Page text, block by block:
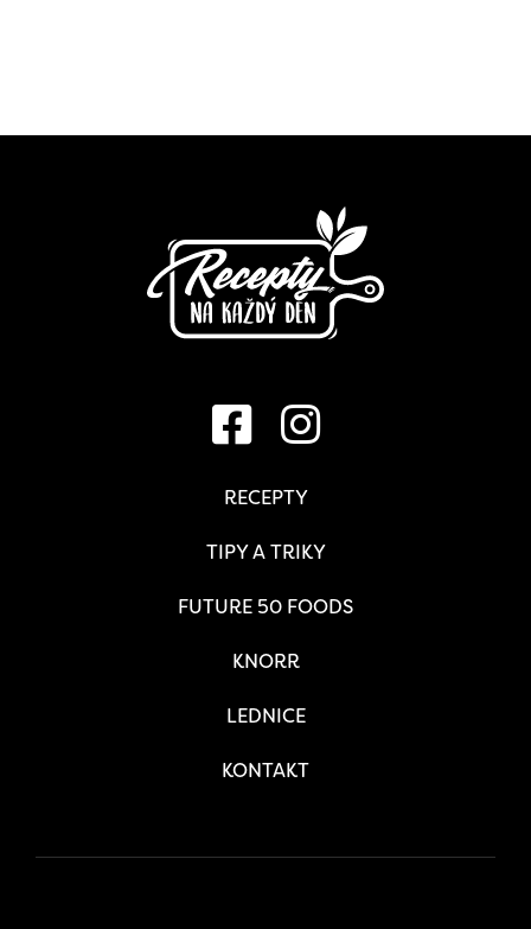
RECEPTY
TIPY A TRIKY
FUTURE 50 FOODS
KNORR
LEDNICE
KONTAKT